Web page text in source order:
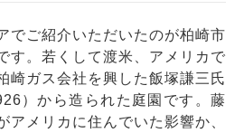
でご紹介いただいたのが柏崎市
す。若くして渡米、アメリカで
崎ガス会社を興した飯塚謙三氏
）から造られた庭園です。藤
アメリカに住んでいた影響か、